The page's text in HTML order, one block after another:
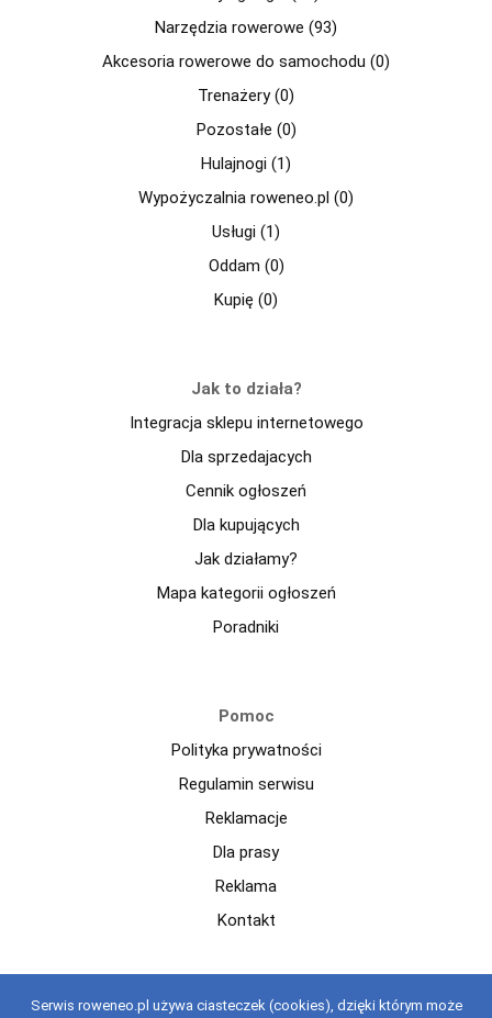
Narzędzia rowerowe (93)
Akcesoria rowerowe do samochodu (0)
Trenażery (0)
Pozostałe (0)
Hulajnogi (1)
Wypożyczalnia roweneo.pl (0)
Usługi (1)
Oddam (0)
Kupię (0)
Jak to działa?
Integracja sklepu internetowego
Dla sprzedajacych
Cennik ogłoszeń
Dla kupujących
Jak działamy?
Mapa kategorii ogłoszeń
Poradniki
Pomoc
Polityka prywatności
Regulamin serwisu
Reklamacje
Dla prasy
Reklama
Kontakt
Copyright © 2021 roweneo.pl Wszelkie prawa zastrzeżone.
Serwis roweneo.pl używa ciasteczek (cookies), dzięki którym może